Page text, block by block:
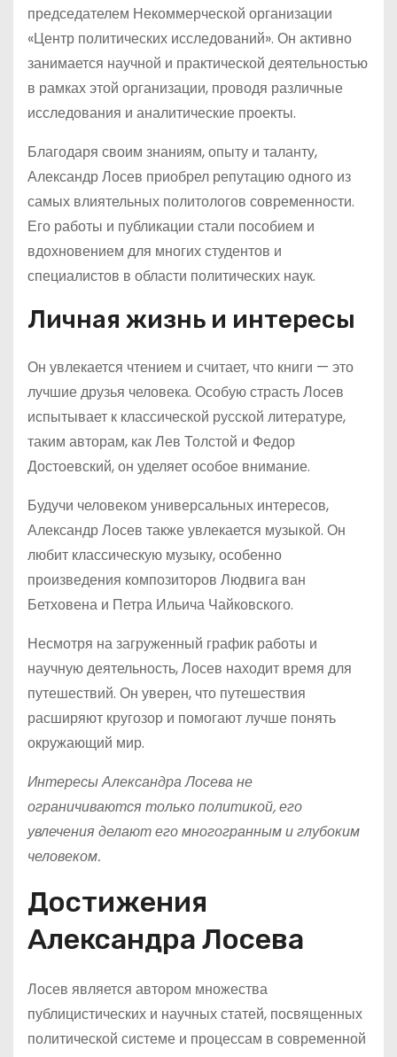
председателем Некоммерческой организации
«Центр политических исследований». Он активно
занимается научной и практической деятельностью
в рамках этой организации, проводя различные
исследования и аналитические проекты.
Благодаря своим знаниям, опыту и таланту,
Александр Лосев приобрел репутацию одного из
самых влиятельных политологов современности.
Его работы и публикации стали пособием и
вдохновением для многих студентов и
специалистов в области политических наук.
Личная жизнь и интересы
Он увлекается чтением и считает, что книги — это
лучшие друзья человека. Особую страсть Лосев
испытывает к классической русской литературе,
таким авторам, как Лев Толстой и Федор
Достоевский, он уделяет особое внимание.
Будучи человеком универсальных интересов,
Александр Лосев также увлекается музыкой. Он
любит классическую музыку, особенно
произведения композиторов Людвига ван
Бетховена и Петра Ильича Чайковского.
Несмотря на загруженный график работы и
научную деятельность, Лосев находит время для
путешествий. Он уверен, что путешествия
расширяют кругозор и помогают лучше понять
окружающий мир.
Интересы Александра Лосева не
ограничиваются только политикой, его
увлечения делают его многогранным и глубоким
человеком.
Достижения
Александра Лосева
Лосев является автором множества
публицистических и научных статей, посвященных
политической системе и процессам в современной